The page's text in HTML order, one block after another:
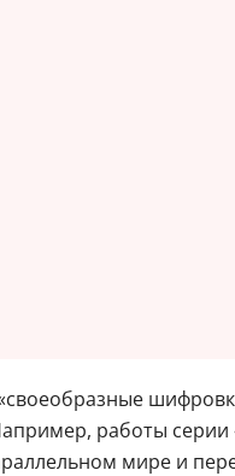
работы
мире и